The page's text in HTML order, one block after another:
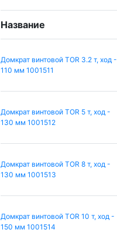
Название
Домкрат винтовой TOR 3.2 т, ход -
110 мм 1001511
Домкрат винтовой TOR 5 т, ход -
130 мм 1001512
Домкрат винтовой TOR 8 т, ход -
130 мм 1001513
Домкрат винтовой TOR 10 т, ход -
150 мм 1001514